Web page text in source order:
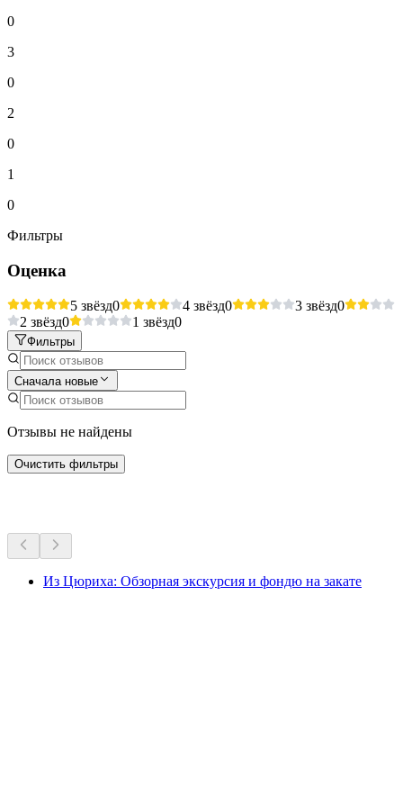
0
3
0
2
0
1
0
Фильтры
Оценка
5 звёзд0 4 звёзд0 3 звёзд0
2 звёзд0 1 звёзд0
Фильтры
Сначала новые
Отзывы не найдены
Очистить фильтры
Из Цюриха: Обзорная экскурсия и фондю на закате